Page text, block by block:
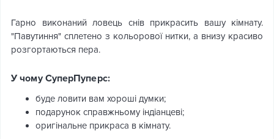
Гарно виконаний ловець снів прикрасить вашу кімнату.
"Павутиння" сплетено з кольорової нитки, а внизу красиво
розгортаються пера.
У чому СуперПуперс:
буде ловити вам хороші думки;
подарунок справжньому індіанцеві;
оригінальне прикраса в кімнату.